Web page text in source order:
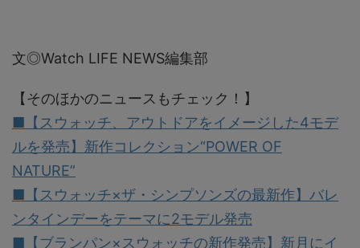
文◎Watch LIFE NEWS編集部
【そのほかのニュースもチェック！】
■【スウォッチ、アウトドアをイメージした4モデ
ルを発売】新作コレクション“POWER OF
NATURE”
■【スウォッチ×ザ・シンプソンズの最新作】バレ
ンタインデーをテーマに2モデル発売
■【ブランパン×スウォッチの新作発売】新月にイ